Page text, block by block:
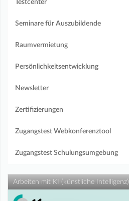
Testcenter
Seminare für Auszubildende
Raumvermietung
Persönlichkeitsentwicklung
Newsletter
Zertifizierungen
Zugangstest Webkonferenztool
Zugangstest Schulungsumgebung
Arbeiten mit KI (künstliche Intelligenz)